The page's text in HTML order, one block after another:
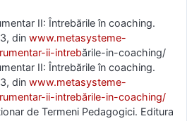
II: Întrebările în coaching.
din www.metasysteme-
ii-intrebările-in-coaching/
II: Întrebările în coaching.
din www.metasysteme-
ii-intrebările-in-coaching/
de Termeni Pedagogici. Editura